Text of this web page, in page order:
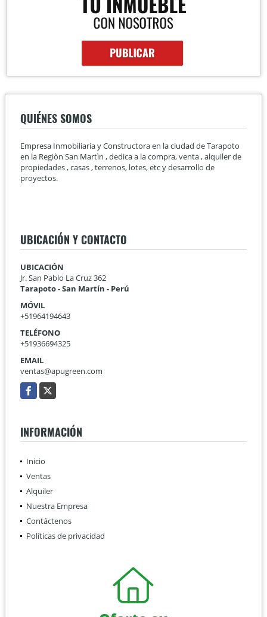
QUIÉNES SOMOS
Empresa Inmobiliaria y Constructora en la ciudad de Tarapoto
en la Regiòn San Martìn , dedica a la compra, venta , alquiler de
propiedades , casas , terrenos, lotes, etc y desarrollo de
proyectos.
UBICACIÓN Y CONTACTO
UBICACIÓN
Jr. San Pablo La Cruz 362
Tarapoto - San Martín - Perú
MÓVIL
+51964194643
TELÉFONO
+51936694325
EMAIL
ventas@apugreen.com
Facebook
X
INFORMACIÓN
Inicio
Ventas
Alquiler
Nuestra Empresa
Contáctenos
Políticas de privacidad